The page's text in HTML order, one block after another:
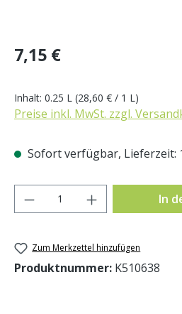
Regulärer Preis:
7,15 €
Inhalt: 0.25 L (28,60 € / 1 L)
Preise inkl. MwSt. zzgl.
Sofort verfügbar, Lieferzeit:
Produkt Anzahl: Gib
In
Zum Merkzettel hinzufügen
Produktnummer: K510638